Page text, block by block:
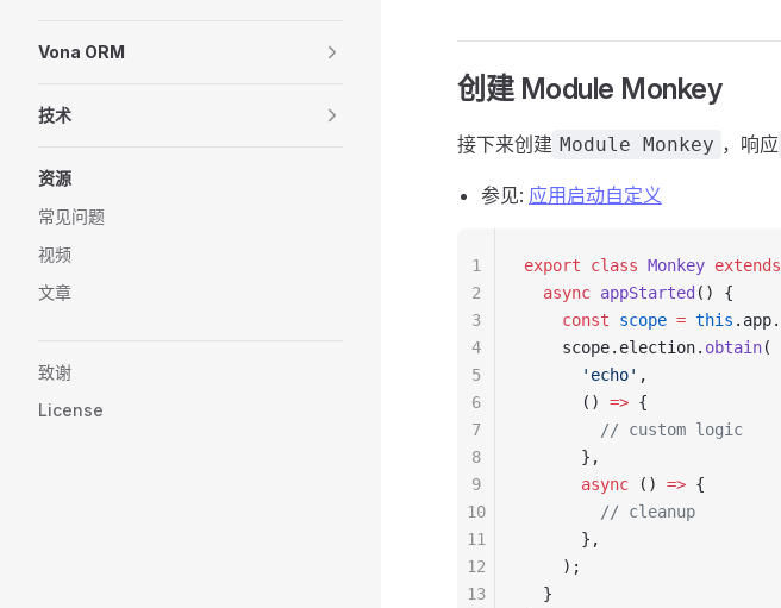
Vona ORM
技术
资源
常见问题
视频
文章
致谢
License
创建 Module Monkey
接下来创建 Module Monkey ，响应
参见: 应用启动自定义
export class Monkey extends
  async
appStarted () {
    const
scope = this .app.
    scope.election.
obtain(
      'echo'
,
      ()
=> {
        // custom logic
      },
      async
() => {
        // cleanup
      },
    );
  }
1
2
3
4
5
6
7
8
9
10
11
12
13